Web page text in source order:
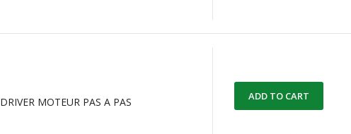
MOTEUR PAS A PAS ADD TO CART